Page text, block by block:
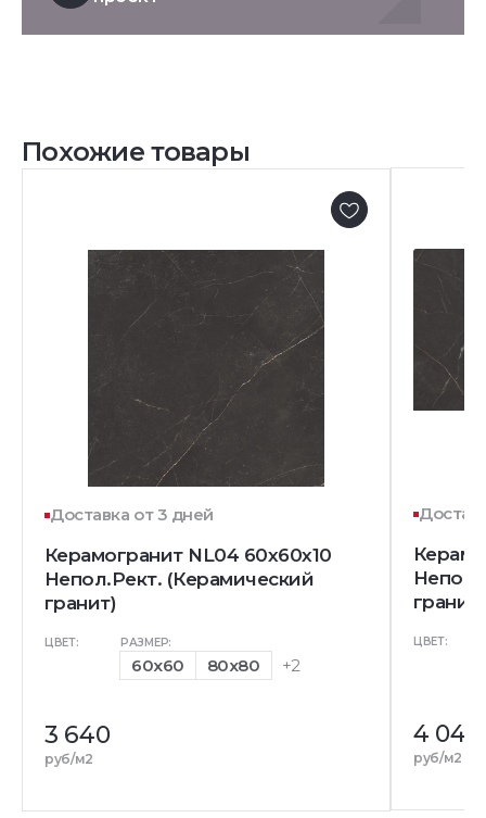
Похожие товары
Доставка от 3 дней
Керамогранит NL04 60x60x10
Непол.Рект. (Керамический
гранит)
ЦВЕТ: РАЗМЕР:
60x60 80x80 +2
3 640
руб/м2
гранит)
ЦВЕТ:
4 040
руб/м2